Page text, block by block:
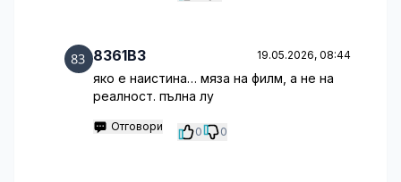
8361B3 19.05.2026, 08:44
яко е наистина… мяза на филм, а не на
реалност. пълна лу
Отговори 0 0